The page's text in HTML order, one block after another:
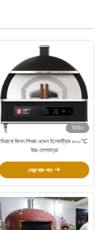
ভিডিও
মিরানো কিলন পিৎজা ওভেন ইলেকট্রিক ৬০০°C
উচ্চ-তাপমাত্রা
সেরা দাম পান